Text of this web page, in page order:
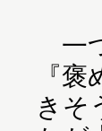
一
『
きそ